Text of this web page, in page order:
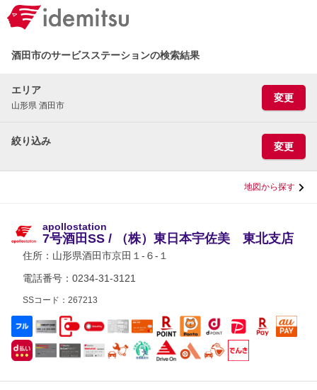
酒田市のサービスステーションの検索結果
エリア
山形県 酒田市
変更
絞り込み 変更
地図から探す
apollostation
7号酒田SS / （株）東日本宇佐美 東北支店
住所： 山形県酒田市京田１-６-１
電話番号：0234-31-3121
SSコード：267213